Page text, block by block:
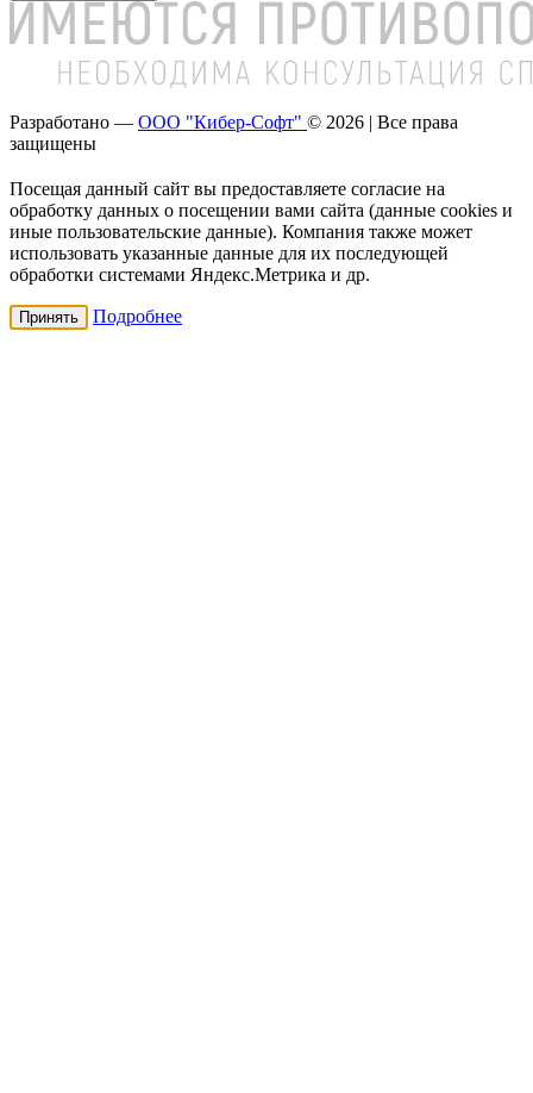
Разработано — ООО "Кибер-Софт" © 2026 | Все права
защищены
Посещая данный сайт вы предоставляете согласие на
обработку данных о посещении вами сайта (данные cookies и
иные пользовательские данные). Компания также может
использовать указанные данные для их последующей
обработки системами Яндекс.Метрика и др.
Принять Подробнее